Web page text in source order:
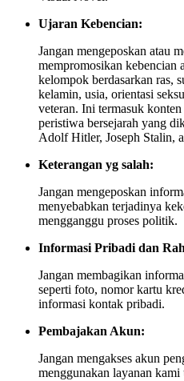
Ujaran Kebencian:
Jangan mengeposkan atau
mempromosikan kebencian
kelompok berdasarkan ras,
kelamin, usia, orientasi
veteran. Ini termasuk
peristiwa bersejarah yang
Adolf Hitler, Joseph Stalin,
Keterangan yg salah:
Jangan mengeposkan
menyebabkan terjadinya
mengganggu proses politik.
Informasi Pribadi dan
Jangan membagikan
seperti foto, nomor kartu
informasi kontak pribadi.
Pembajakan Akun:
Jangan mengakses akun
menggunakan layanan